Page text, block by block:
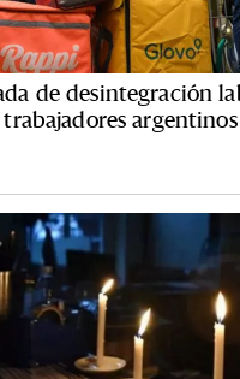
de desintegración